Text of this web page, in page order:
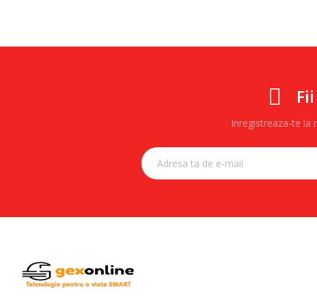
Inregistreaza-te la